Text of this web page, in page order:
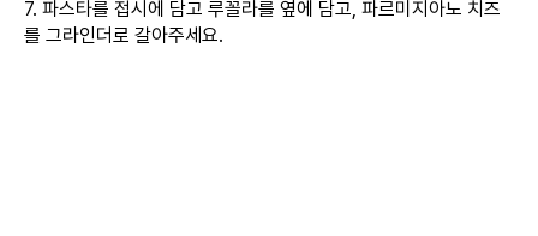
7. 파스타를 접시에 담고 루꼴라를 옆에 담고, 파르미지아노 치즈
를 그라인더로 갈아주세요.